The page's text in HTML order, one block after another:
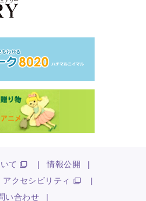
て | 情報公開
|
アクセシビリティ
|
い合わせ
|